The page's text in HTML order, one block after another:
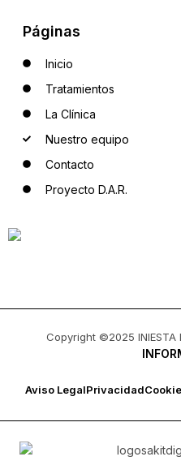
Páginas
Inicio
Tratamientos
La Clínica
Nuestro equipo
Contacto
Proyecto D.A.R.
Copyright ©2025 INIESTA
Aviso LegalPrivacidad